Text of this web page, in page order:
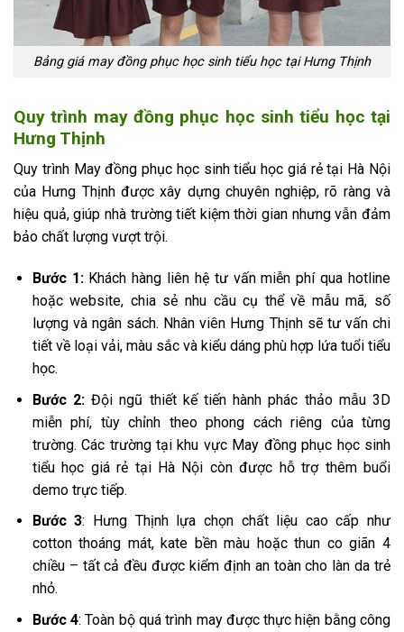
Bảng giá may đồng phục học sinh tiểu học tại Hưng Thịnh
Quy trình may đồng phục học sinh tiểu học tại
Hưng Thịnh
Quy trình May đồng phục học sinh tiểu học giá rẻ tại Hà Nội
của Hưng Thịnh được xây dựng chuyên nghiệp, rõ ràng và
hiệu quả, giúp nhà trường tiết kiệm thời gian nhưng vẫn đảm
bảo chất lượng vượt trội.
Bước 1:Khách hàng liên hệ tư vấn miễn phí qua hotline
hoặc website, chia sẻ nhu cầu cụ thể về mẫu mã, số
lượng và ngân sách. Nhân viên Hưng Thịnh sẽ tư vấn chi
tiết về loại vải, màu sắc và kiểu dáng phù hợp lứa tuổi tiểu
học.
Bước 2: Đội ngũ thiết kế tiến hành phác thảo mẫu 3D
miễn phí, tùy chỉnh theo phong cách riêng của từng
trường. Các trường tại khu vực May đồng phục học sinh
tiểu học giá rẻ tại Hà Nội còn được hỗ trợ thêm buổi
demo trực tiếp.
Bước 3: Hưng Thịnh lựa chọn chất liệu cao cấp như
cotton thoáng mát, kate bền màu hoặc thun co giãn 4
chiều – tất cả đều được kiểm định an toàn cho làn da trẻ
nhỏ.
Bước 4: Toàn bộ quá trình may được thực hiện bằng công